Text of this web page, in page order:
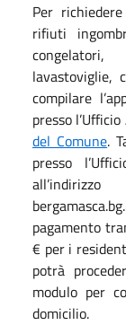
Per
rifiuti
lavastoviglie,
compilare
presso
del Comune.
presso
pagamento
€ per i
potrà
modulo per
domicilio.